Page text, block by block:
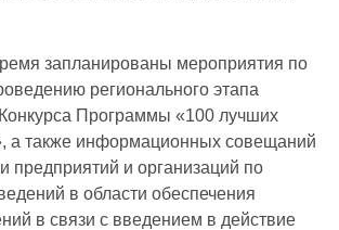
запланированы мероприятия по
регионального этапа
Программы «100 лучших
а также информационных совещаний
предприятий и организаций по
в области обеспечения
в связи с введением в действие